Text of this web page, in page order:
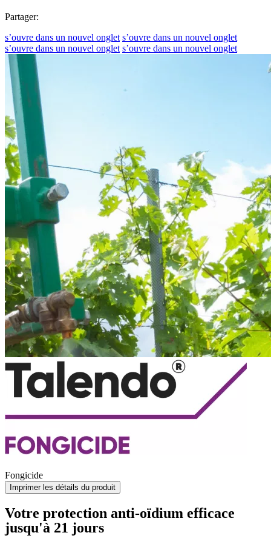
Partager:
s’ouvre dans un nouvel onglet s’ouvre dans un nouvel onglet
s’ouvre dans un nouvel onglet s’ouvre dans un nouvel onglet
Fongicide
Imprimer les détails du produit
Votre protection anti-oïdium efficace
jusqu'à 21 jours